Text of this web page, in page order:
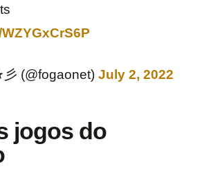
(@fogaonet) July 2, 2022
jogos do